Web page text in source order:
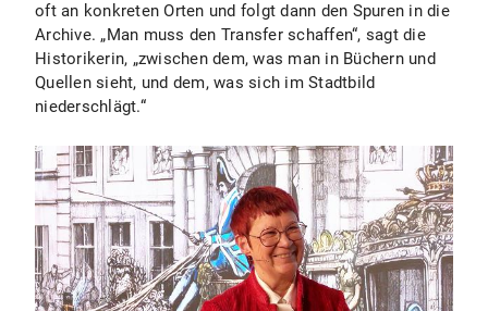
oft an konkreten Orten und folgt dann den Spuren in die
Archive. „Man muss den Transfer schaffen“, sagt die
Historikerin, „zwischen dem, was man in Büchern und
Quellen sieht, und dem, was sich im Stadtbild
niederschlägt.“